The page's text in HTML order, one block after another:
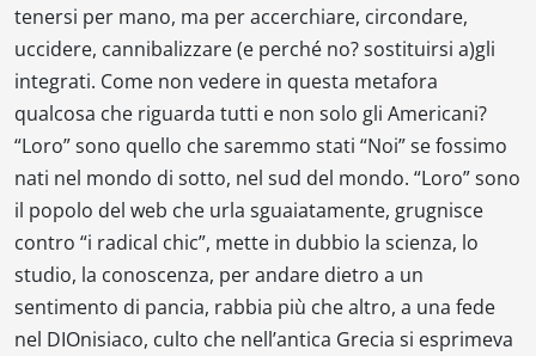
tenersi per mano, ma per accerchiare, circondare,
uccidere, cannibalizzare (e perché no? sostituirsi a)gli
integrati. Come non vedere in questa metafora
qualcosa che riguarda tutti e non solo gli Americani?
“Loro” sono quello che saremmo stati “Noi” se fossimo
nati nel mondo di sotto, nel sud del mondo. “Loro” sono
il popolo del web che urla sguaiatamente, grugnisce
contro “i radical chic”, mette in dubbio la scienza, lo
studio, la conoscenza, per andare dietro a un
sentimento di pancia, rabbia più che altro, a una fede
nel DIOnisiaco, culto che nell’antica Grecia si esprimeva